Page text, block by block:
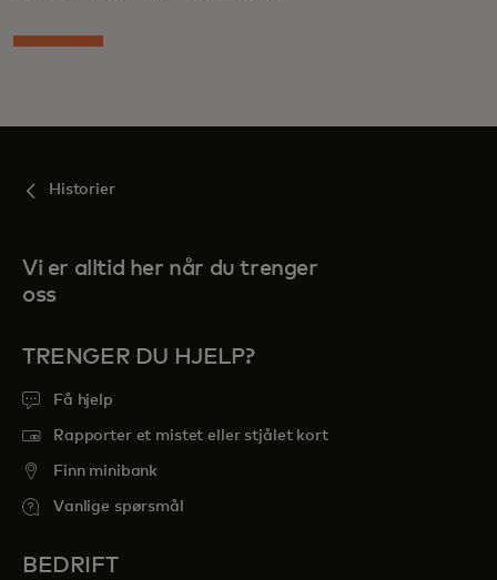
Historier
Vi er alltid her når du trenger
oss
TRENGER DU HJELP?
Få hjelp
Rapporter et mistet eller stjålet kort
Finn minibank
Vanlige spørsmål
BEDRIFT